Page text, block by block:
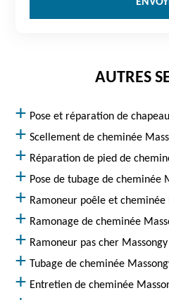
AUTRES
Pose et réparation de
Scellement de cheminée
Réparation de pied de
Pose de tubage de cheminée
Ramoneur poêle et cheminée
Ramonage de cheminée
Ramoneur pas cher Massongy
Tubage de cheminée
Entretien de cheminée